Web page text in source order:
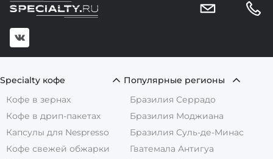
Specialty кофе
Кофе в зернах
Кофе в дрип-пакетах
Капсулы для Nespresso
Кофе свежей обжарки
Популярные регионы
Бразилия Серрадо
Бразилия Моджиана
Бразилия Суль-де-Минас
Гватемала Антигуа